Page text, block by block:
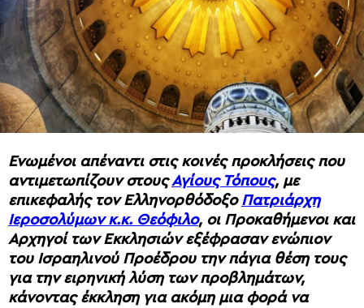
Ενωμένοι απέναντι στις κοινές προκλήσεις που
αντιμετωπίζουν στουςΑγίους Τόπους, με
επικεφαλής τον Ελληνορθόδοξο Πατριάρχη
Ιεροσολύμων κ.κ. Θεόφιλο, οι Προκαθήμενοι και
Αρχηγοί των Εκκλησιών εξέφρασαν ενώπιον
του Ισραηλινού Προέδρου την πάγια θέση τους
για την ειρηνική λύση των προβλημάτων,
κάνοντας έκκληση για ακόμη μια φορά να